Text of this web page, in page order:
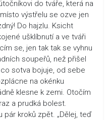
do tváře, která na
výstřelu se ozve jen
Do hajzlu. Ksicht
ušklíbnutí a ve tváři
se, jen tak tak se vyhnu
soupeřů, než přišel
sotva bojuje, od sebe
na okénku
klesne k zemi. Otočím
a prudká bolest.
pár kroků zpět. „Dělej, teď